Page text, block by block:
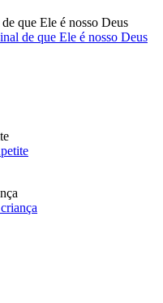
de que Ele é nosso Deus